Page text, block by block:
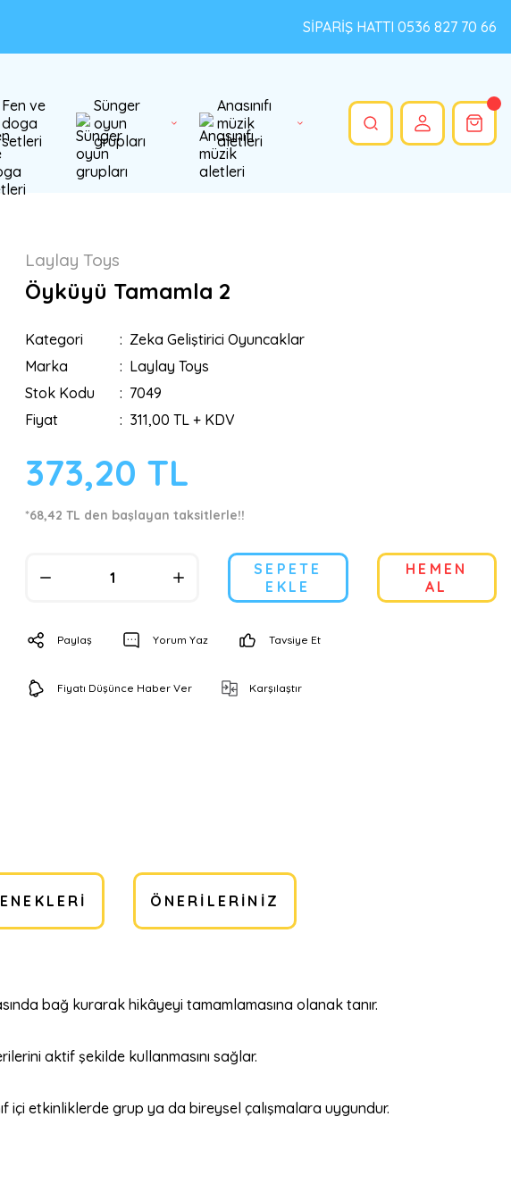
SİPARİŞ HATTI 0536 827 70 66
Fen ve
doga
setleri
Sünger
oyun
grupları
Anasınıfı
müzik
aletleri
Laylay Toys
Öyküyü Tamamla 2
Kategori
Zeka Geliştirici Oyuncaklar
Marka
Laylay Toys
Stok Kodu
7049
Fiyat
311,00 TL + KDV
373,20 TL
*68,42 TL den başlayan taksitlerle!!
SEPETE
EKLE
HEMEN
AL
Paylaş Yorum Yaz Tavsiye Et
Fiyatı Düşünce Haber Ver Karşılaştır
ÖNERILERINIZ
bağ kurarak hikâyeyi tamamlamasına olanak tanır.
aktif şekilde kullanmasını sağlar.
içi etkinliklerde grup ya da bireysel çalışmalara uygundur.